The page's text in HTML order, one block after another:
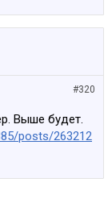
#320
Выше будет.
posts/263212